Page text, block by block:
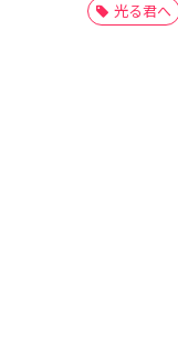
光る君へ